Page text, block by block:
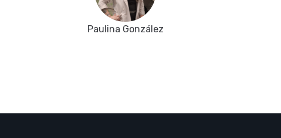
Paulina González